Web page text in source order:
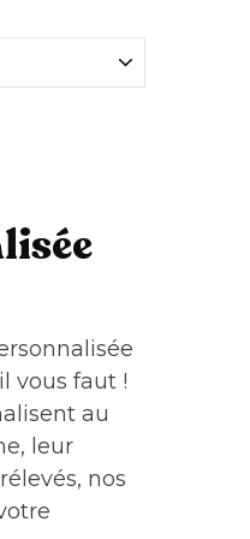
vous faut !
au
leur
nos